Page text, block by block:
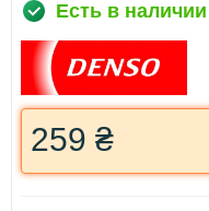
Есть в наличии
259 ₴